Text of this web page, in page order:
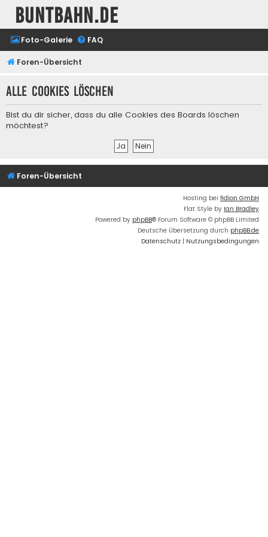
buntbahn.de
Foto-Galerie FAQ
Foren-Übersicht
Alle Cookies löschen
Bist du dir sicher, dass du alle Cookies des Boards löschen
möchtest?
Foren-Übersicht
Hosting bei fidion GmbH
Flat Style by Ian Bradley
Powered by phpBB® Forum Software © phpBB Limited
Deutsche Übersetzung durch phpBB.de
Datenschutz | Nutzungsbedingungen